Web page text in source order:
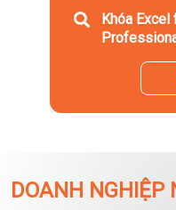
Khóa Excel
DOANH NGHIỆP